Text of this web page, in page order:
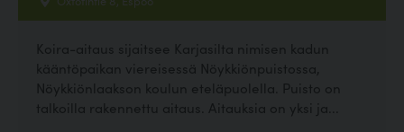
Koira-aitaus sijaitsee Karjasilta nimisen kadun
kääntöpaikan viereisessä Nöykkiönpuistossa,
Nöykkiönlaakson koulun eteläpuolella. Puisto on
talkoilla rakennettu aitaus. Aitauksia on yksi ja...